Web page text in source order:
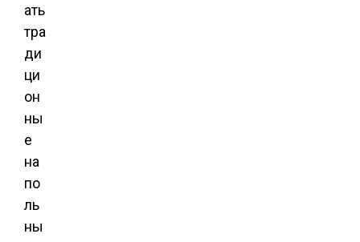
ать
тра
ди
ци
он
ны
е
на
по
ль
ны